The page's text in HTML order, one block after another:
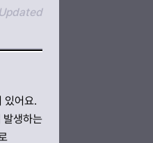
있어요.
발생하는